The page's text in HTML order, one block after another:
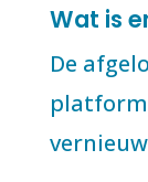
Wat is
De
platform